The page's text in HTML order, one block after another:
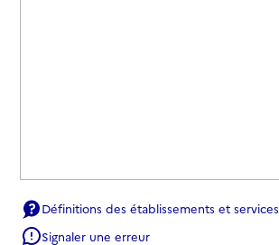
Définitions des établissements et services
Signaler une erreur